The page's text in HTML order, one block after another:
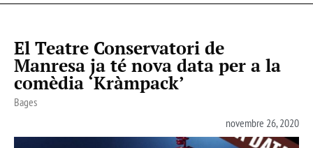
El Teatre Conservatori de
Manresa ja té nova data per a la
comèdia ‘Kràmpack’
Bages
novembre 26, 2020